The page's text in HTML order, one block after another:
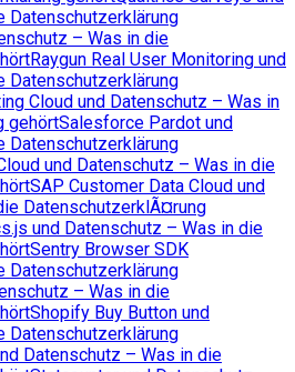
Datenschutzerklärung
– Was in die
Raygun Real User Monitoring und
Datenschutzerklärung
Cloud und Datenschutz – Was in
gehörtSalesforce Pardot und
Datenschutzerklärung
und Datenschutz – Was in die
SAP Customer Data Cloud und
DatenschutzerklÃ¤rung
und Datenschutz – Was in die
Sentry Browser SDK
Datenschutzerklärung
– Was in die
Shopify Buy Button und
Datenschutzerklärung
Datenschutz – Was in die